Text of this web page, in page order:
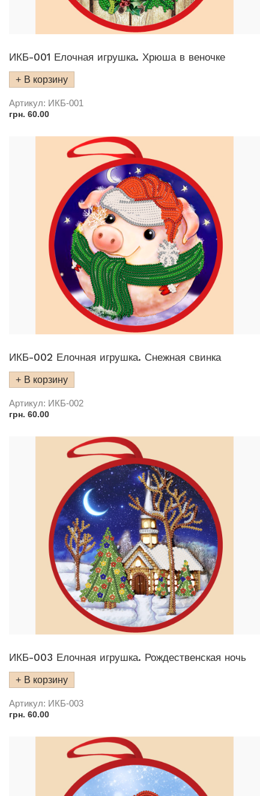
ИКБ-001 Елочная игрушка. Хрюша в веночке
В корзину
Артикул: ИКБ-001
грн. 60.00
ИКБ-002 Елочная игрушка. Снежная свинка
В корзину
Артикул: ИКБ-002
грн. 60.00
ИКБ-003 Елочная игрушка. Рождественская ночь
В корзину
Артикул: ИКБ-003
грн. 60.00